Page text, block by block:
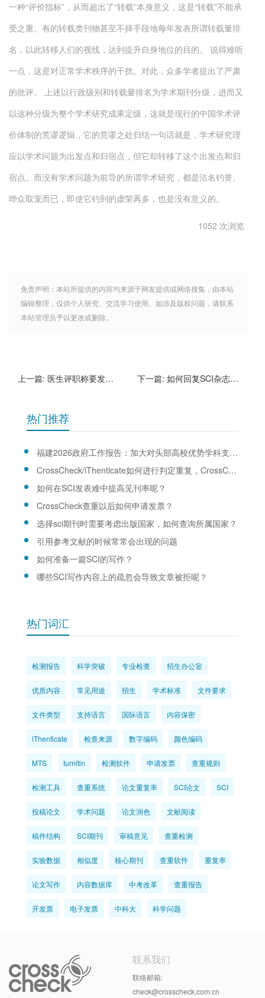
一种“评价指标”，从而超出了“转载”本身意义，这是“转载”不能承
受之重。有的转载类刊物甚至不择手段地每年发表所谓转载量排
名，以此转移人们的视线，达到提升自身地位的目的。 说得难听
一点，这是对正常学术秩序的干扰。对此，众多学者提出了严肃
的批评。 上述以行政级别和转载量排名为学术期刊分级，进而又
以这种分级为整个学术研究成果定级，这就是现行的中国学术评
价体制的荒谬逻辑，它的荒谬之处归结一句话就是，学术研究理
应以学术问题为出发点和归宿点，但它却转移了这个出发点和归
宿点。而没有学术问题为前导的所谓学术研究，都是沽名钓誉、
哗众取宠而已，即使它钓到的虚荣再多，也是没有意义的。
1052 次浏览
免责声明：本站所提供的内容均来源于网友提供或网络搜集，由本站
编辑整理，仅供个人研究、交流学习使用。如涉及版权问题，请联系
本站管理员予以更改或删除。
上一篇: 医生评职称要发表多少篇论文呢？ 下一篇: 如何回复SCI杂志的审稿人意见？
热门推荐
福建2026政府工作报告：加大对头部高校优势学科支持力度
CrossCheck/iThenticate如何进行判定重复，CrossCheck/iThenticate查重规则是什么？
如何在SCI发表难中提高见刊率呢？
CrossCheck查重以后如何申请发票？
选择sci期刊时需要考虑出版国家，如何查询所属国家？
引用参考文献的时候常常会出现的问题
如何准备一篇SCI的写作？
哪些SCI写作内容上的疏忽会导致文章被拒呢？
热门词汇
检测报告 科学突破 专业检查 招生办公室
优质内容 常见用途 招生 学术标准 文件要求
文件类型 支持语言 国际语言 内容保密
iThenticate 检查来源 数字编码 颜色编码
MTS turnitin 检测软件 申请发票 查重规则
检测工具 查重系统 论文重复率 SCI论文 SCI
投稿论文 学术问题 论文润色 文献阅读
稿件结构 SCI期刊 审稿意见 查重检测
实验数据 相似度 核心期刊 查重软件 重复率
论文写作 内容数据库 中考改革 查重报告
开发票 电子发票 中科大 科学问题
联系我们
联络邮箱:
check@crosscheck.com.cn